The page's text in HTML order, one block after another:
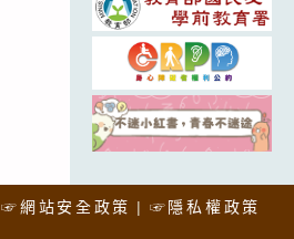
☞網站安全政策 ☞隱私權政策